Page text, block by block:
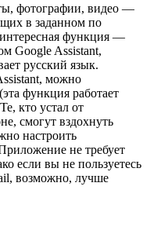
фотографии, видео —
в заданном по
функция —
Google Assistant,
русский язык.
можно
функция работает
кто устал от
смогут вздохнуть
настроить
не требует
если вы не пользуетесь
возможно, лучше